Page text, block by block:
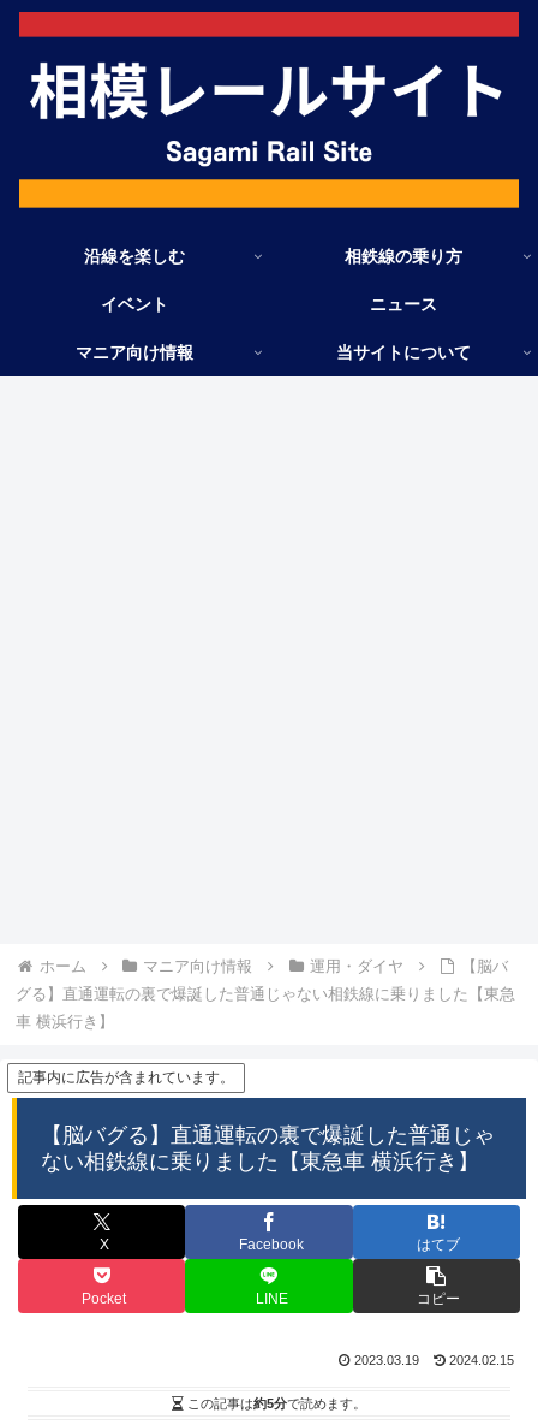
沿線を楽しむ 相鉄線の乗り方
イベント ニュース
マニア向け情報 当サイトについて
ホーム マニア向け情報 運用・ダイヤ
【脳バ
グる】直通運転の裏で爆誕した普通じゃない相鉄線に乗りました【東急
車 横浜行き】
記事内に広告が含まれています。
【脳バグる】直通運転の裏で爆誕した普通じゃ
ない相鉄線に乗りました【東急車 横浜行き】
X Facebook はてブ
Pocket LINE コピー
2023.03.19 2024.02.15
この記事は約5分で読めます。